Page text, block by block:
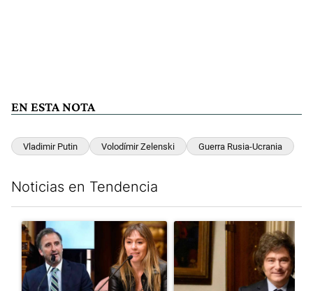
EN ESTA NOTA
Vladimir Putin Volodímir Zelenski Guerra Rusia-Ucrania
Noticias en Tendencia
Un artículo de tendencia con el título "Di Tullio impugnó a
Un artículo de tendencia